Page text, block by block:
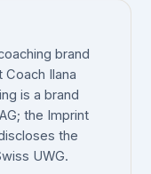
brand
Ilana
is a brand
the Imprint
the
UWG.